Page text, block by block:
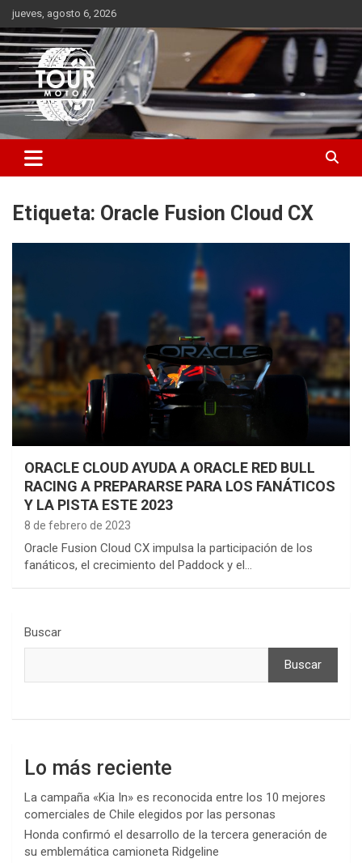
Saltar
al
contenido
jueves, agosto 6, 2026
Tour Motor
Plataforma de contenido audiovisual para el sector automotriz
Etiqueta: Oracle Fusion Cloud CX
ORACLE CLOUD AYUDA A ORACLE RED BULL
RACING A PREPARARSE PARA LOS FANÁTICOS
Y LA PISTA ESTE 2023
8 de febrero de 2023
Oracle Fusion Cloud CX impulsa la participación de los
fanáticos, el crecimiento del Paddock y el…
Buscar
Buscar
Lo más reciente
La campaña «Kia In» es reconocida entre los 10 mejores
comerciales de Chile elegidos por las personas
Honda confirmó el desarrollo de la tercera generación de
su emblemática camioneta Ridgeline